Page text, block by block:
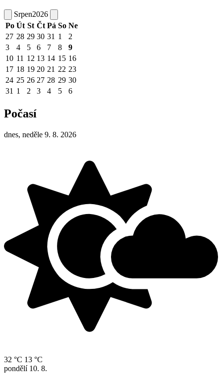
Srpen2026
Po Út St Čt Pá So Ne
27 28 29 30 31 1
2
3
4 5 6 7 8
9
10 11 12 13 14 15 16
17 18 19 20 21 22 23
24 25 26 27 28 29 30
31 1 2 3 4 5 6
Počasí
dnes, neděle 9. 8. 2026
32 °C 13 °C
pondělí 10. 8.